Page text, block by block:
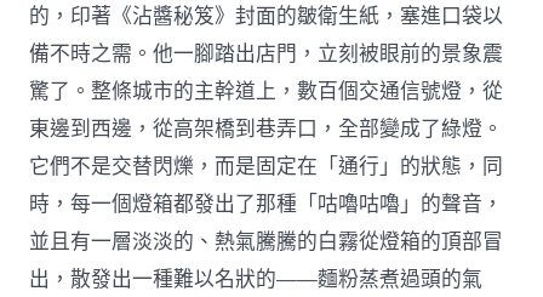
的，印著《沾醬秘笈》封面的皺衛生紙，塞進口袋以
備不時之需。他一腳踏出店門，立刻被眼前的景象震
驚了。整條城市的主幹道上，數百個交通信號燈，從
東邊到西邊，從高架橋到巷弄口，全部變成了綠燈。
它們不是交替閃爍，而是固定在「通行」的狀態，同
時，每一個燈箱都發出了那種「咕嚕咕嚕」的聲音，
並且有一層淡淡的、熱氣騰騰的白霧從燈箱的頂部冒
出，散發出一種難以名狀的——麵粉蒸煮過頭的氣